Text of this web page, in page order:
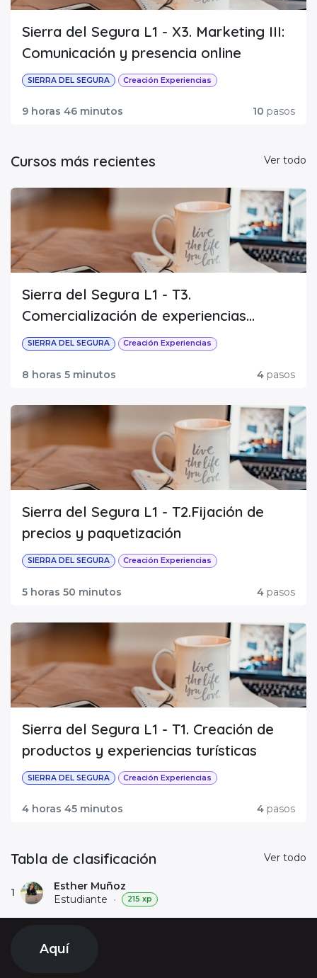
Ver todo
Tabla de clasificación
1
Esther Muñoz
Estudiante • 215 xp
combina teoría con ejemplos reales y aplicaciones
oferta a las necesidades y preferencias del mercado.
Sierra del Segura L1 - X3. Marketing III:
Comunicación y presencia online
SIERRA DEL SEGURA Creación Experiencias
9 horas 46 minutos 10 pasos
Ver todo
Cursos más recientes
Sierra del Segura L1 - T3.
Comercialización de experiencias
innovadoras y sostenibles
SIERRA DEL SEGURA Creación Experiencias
8 horas 5 minutos 4 pasos
Sierra del Segura L1 - T2.Fijación de
precios y paquetización
SIERRA DEL SEGURA Creación Experiencias
5 horas 50 minutos 4 pasos
Sierra del Segura L1 - T1. Creación de
productos y experiencias turísticas
SIERRA DEL SEGURA Creación Experiencias
4 horas 45 minutos 4 pasos
Aquí